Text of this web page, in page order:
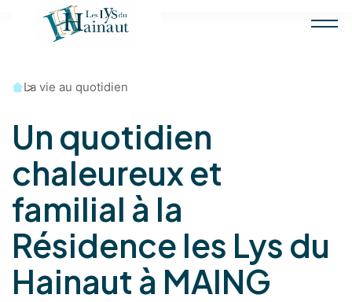
Accueil
La vie au quotidien
Un quotidien
chaleureux et
familial à la
Résidence les Lys du
Hainaut à MAING